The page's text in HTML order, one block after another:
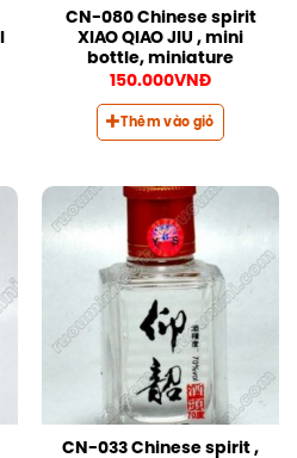
CN-080 Chinese spirit
XIAO QIAO JIU , mini
bottle, miniature
150.000VNĐ
Thêm vào giỏ
CN-033 Chinese spirit ,